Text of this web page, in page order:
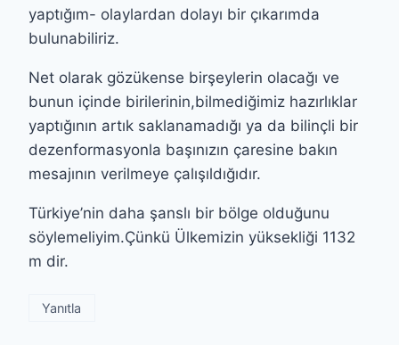
yaptığım- olaylardan dolayı bir çıkarımda
bulunabiliriz.
Net olarak gözükense birşeylerin olacağı ve
bunun içinde birilerinin,bilmediğimiz hazırlıklar
yaptığının artık saklanamadığı ya da bilinçli bir
dezenformasyonla başınızın çaresine bakın
mesajının verilmeye çalışıldığıdır.
Türkiye’nin daha şanslı bir bölge olduğunu
söylemeliyim.Çünkü Ülkemizin yüksekliği 1132
m dir.
Yanıtla